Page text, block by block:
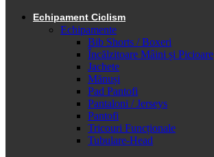
Echipament Ciclism
Echipamente
Bib Shorts / Boxeri
Încălzitoare Mâini și Picioare
Jachete
Mănuși
Pad Pantofi
Pantaloni / Jerseys
Pantofi
Tricouri Funcționale
Tubulare-Head